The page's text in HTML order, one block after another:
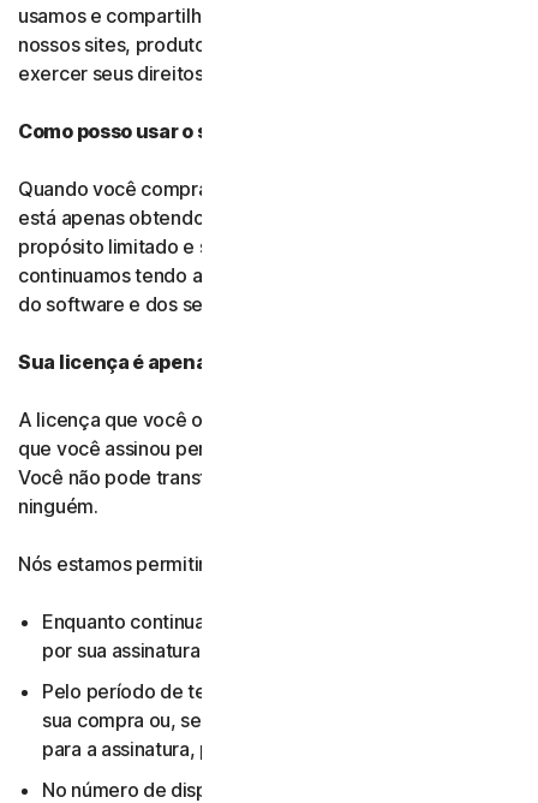
usamos e compartilhamos seus dados pessoais em
nossos sites, produtos e serviços e como você pode
exercer seus direitos sobre seus dados.
Como posso usar o software e os serviços?
Quando você compra nosso software e nossos serviços,
está apenas obtendo uma licença para usá-los para um
propósito limitado e sujeito a estes termos. Nós
continuamos tendo a propriedade de todos os direitos
do software e dos serviços.
Sua licença é apenas para você:
A licença que você obtém para o software e os serviços
que você assinou pertence a você, e apenas a você.
Você não pode transferir essa licença para mais
ninguém.
Nós estamos permitindo que você use sua licença:
Enquanto continuar a pagar quaisquer taxas aplicáveis
por sua assinatura ou até que a assinatura termine.
Pelo período de tempo que você escolheu ao fazer
sua compra ou, se você não escolheu uma duração
para a assinatura, por um ano.
No número de dispositivos para o número de usuários